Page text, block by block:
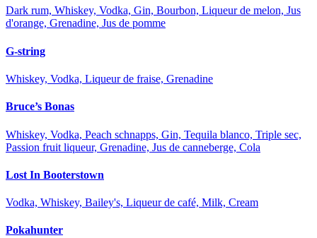
Dark rum, Whiskey, Vodka, Gin, Bourbon, Liqueur de melon, Jus
d'orange, Grenadine, Jus de pomme
G-string
Whiskey, Vodka, Liqueur de fraise, Grenadine
Bruce’s Bonas
Whiskey, Vodka, Peach schnapps, Gin, Tequila blanco, Triple sec,
Passion fruit liqueur, Grenadine, Jus de canneberge, Cola
Lost In Booterstown
Vodka, Whiskey, Bailey's, Liqueur de café, Milk, Cream
Pokahunter